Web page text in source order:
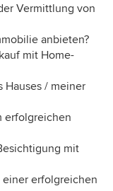
Vermittlung von
anbieten?
mit Home-
Hauses / meiner
erfolgreichen
mit
erfolgreichen